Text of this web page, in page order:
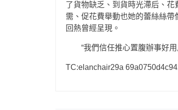
了貨物缺乏、到貨時光滯后、
需、促花費舉動也她的蕾絲絲
回熱曾經呈現。
“我們信任推心置腹辦事好
TC:elanchair29a